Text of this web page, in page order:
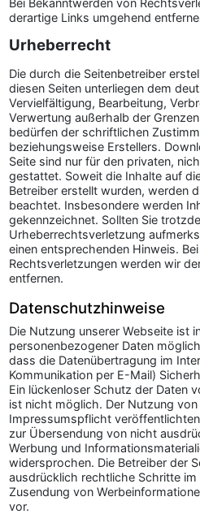
derartige Links umgehend
Urheberrecht
Die durch die Seitenbetreiber
diesen Seiten unterliegen dem
Vervielfältigung, Bearbeitung,
Verwertung außerhalb der
bedürfen der schriftlichen
beziehungsweise Erstellers.
Seite sind nur für den privaten,
gestattet. Soweit die Inhalte auf
Betreiber erstellt wurden, werden
beachtet. Insbesondere werden
gekennzeichnet. Sollten Sie
Urheberrechtsverletzung
einen entsprechenden Hinweis.
Rechtsverletzungen werden wir
entfernen.
Datenschutzhinweise
Die Nutzung unserer Webseite ist
personenbezogener Daten
dass die Datenübertragung im
Kommunikation per E-Mail)
Ein lückenloser Schutz der Daten
ist nicht möglich. Der Nutzung von
Impressumspflicht
zur Übersendung von nicht
Werbung und
widersprochen. Die Betreiber der
ausdrücklich rechtliche Schritte im
Zusendung von
vor.